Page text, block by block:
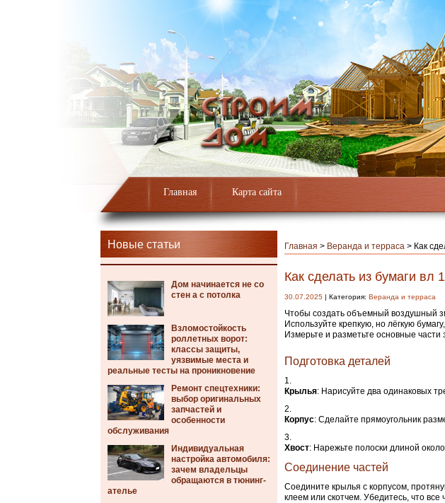
Главная Карта сайта
Новые статьи
Дом начинается не со
стен а с потолка
Взломостойкость
роллетных ворот:
классы защиты,
уязвимые места и
реальные тесты на проникновение
Ремонт спецтехники:
выбор оригинальных
запчастей и
особенности
обслуживания
Индивидуальная
настройка автомобиля:
зачем владельцы
обращаются в тюнинг-
ателье
Главная > Веранда и терраса > Как
Как сделать из бумаги вл
30.07.2025 | Категория: Веранда и терраса
Чтобы создать объемный воздушный
Используйте крепкую, но лёгкую
Измерьте и разметьте основные части
Подготовка деталей
Крылья: Нарисуйте два одинаковых
Корпус: Сделайте прямоугольник
Хвост: Нарежьте полоски длиной
Соединение частей
Соедините крылья с корпусом,
клеем или скотчем. Убедитесь, что